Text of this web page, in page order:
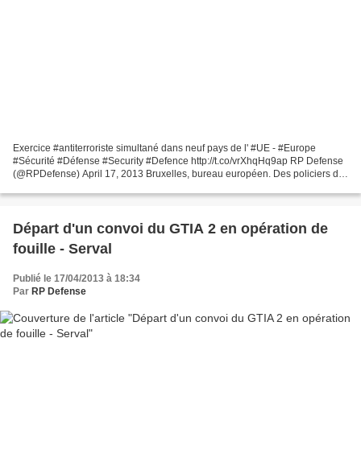
Exercice #antiterroriste simultané dans neuf pays de l' #UE - #Europe
#Sécurité #Défense #Security #Defence http://t.co/vrXhqHq9ap RP Defense
(@RPDefense) April 17, 2013 Bruxelles, bureau européen. Des policiers de
Départ d'un convoi du GTIA 2 en opération de
fouille - Serval
Publié le 17/04/2013 à 18:34
Par RP Defense